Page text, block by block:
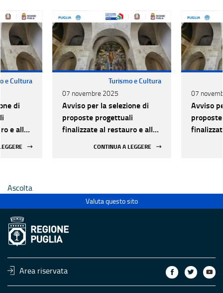
e Cultura
di
e alla
Turismo e Cultura
07 novembre 2025
Avviso per la selezione di
proposte progettuali
finalizzate al restauro e alla
CONTINUA A LEGGERE
07
Avviso
Ascolta
Valuta questo sito
Area riservata